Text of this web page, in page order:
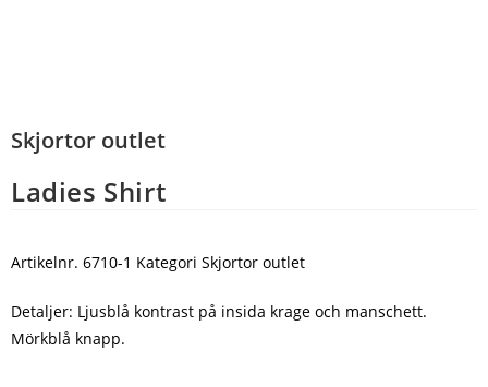
Skjortor outlet
Ladies Shirt
Artikelnr. 6710-1 Kategori Skjortor outlet
Detaljer: Ljusblå kontrast på insida krage och manschett.
Mörkblå knapp.